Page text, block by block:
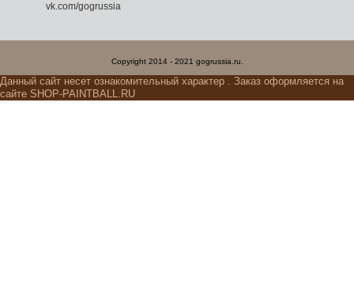
vk.com/gogrussia
Copyright 2014 - 2021 gogrussia.ru.
Данный сайт несет ознакомительный характер . Заказ оформляется на
сайте SHOP-PAINTBALL.RU